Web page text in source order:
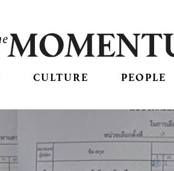
CULTURE PEOPLE